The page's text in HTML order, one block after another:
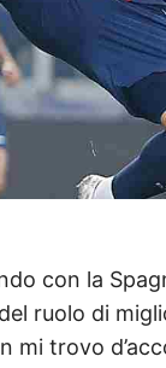
con la
ruolo di
mi trovo